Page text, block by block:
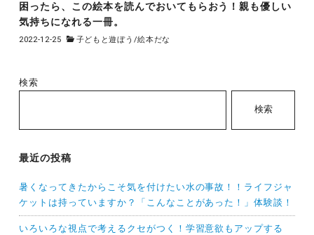
困ったら、この絵本を読んでおいてもらおう！親も優しい
気持ちになれる一冊。
2022-12-25 子どもと遊ぼう /絵本だな
検索
検索
最近の投稿
暑くなってきたからこそ気を付けたい水の事故！！ライフジャ
ケットは持っていますか？「こんなことがあった！」体験談！
いろいろな視点で考えるクセがつく！学習意欲もアップする